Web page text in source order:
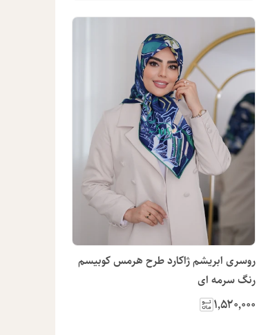
روسری ابریشم ژاکارد طرح هرمس کوبیسم
رنگ سرمه ای
۱٬۵۲۰٬۰۰۰